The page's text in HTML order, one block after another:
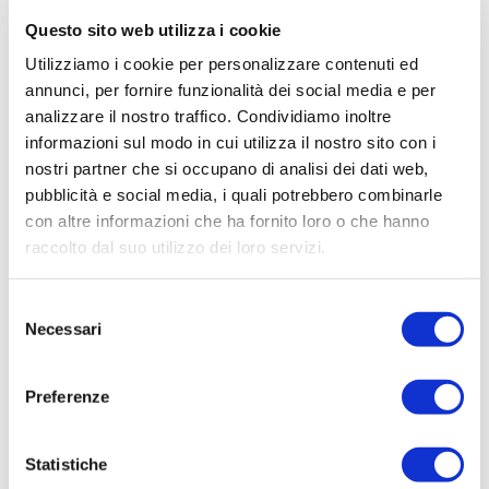
Questo sito web utilizza i cookie
Utilizziamo i cookie per personalizzare contenuti ed
annunci, per fornire funzionalità dei social media e per
analizzare il nostro traffico. Condividiamo inoltre
informazioni sul modo in cui utilizza il nostro sito con i
nostri partner che si occupano di analisi dei dati web,
pubblicità e social media, i quali potrebbero combinarle
con altre informazioni che ha fornito loro o che hanno
raccolto dal suo utilizzo dei loro servizi.
delNecessari
Preferenze
Statistiche
dello stress
Consapevolezza corporea ed
emotiva
Età adulta
Autoriflessione e
Funzioni esecutive e